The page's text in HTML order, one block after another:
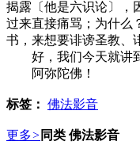
揭露〔他是六识论〕，
过来直接痛骂；为什么
书，来想要诽谤圣教、
好，我们今天就讲到
阿弥陀佛！
标签： 佛法影音
更多> 同类 佛法影音